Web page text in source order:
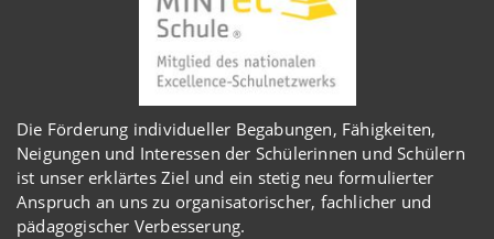
Die Förderung individueller Begabungen, Fähigkeiten,
Neigungen und Interessen der Schülerinnen und Schülern
ist unser erklärtes Ziel und ein stetig neu formulierter
Anspruch an uns zu organisatorischer, fachlicher und
pädagogischer Verbesserung.